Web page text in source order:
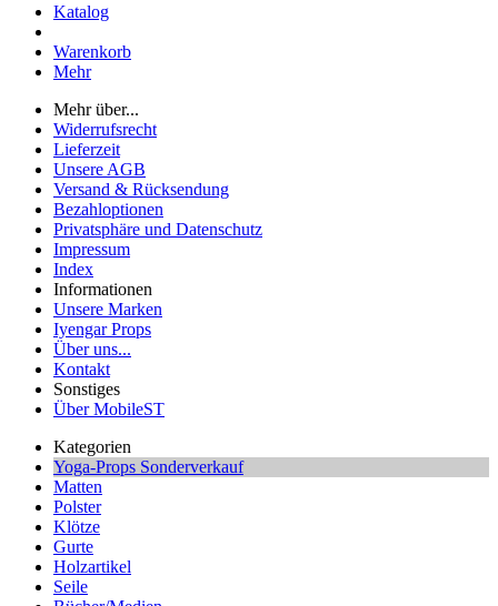
Katalog
Warenkorb
Mehr
Mehr über...
Widerrufsrecht
Lieferzeit
Unsere AGB
Versand & Rücksendung
Bezahloptionen
Privatsphäre und Datenschutz
Impressum
Index
Informationen
Unsere Marken
Iyengar Props
Über uns...
Kontakt
Sonstiges
Über MobileST
Kategorien
Yoga-Props Sonderverkauf
Matten
Polster
Klötze
Gurte
Holzartikel
Seile